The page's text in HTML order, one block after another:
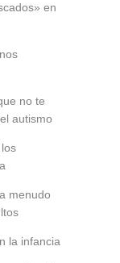
en
no te
autismo
menudo
la infancia